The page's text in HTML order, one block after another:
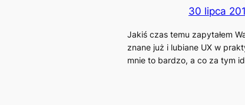
30 lipca
Jakiś czas temu zapytałem
znane już i lubiane UX w
mnie to bardzo, a co za tym